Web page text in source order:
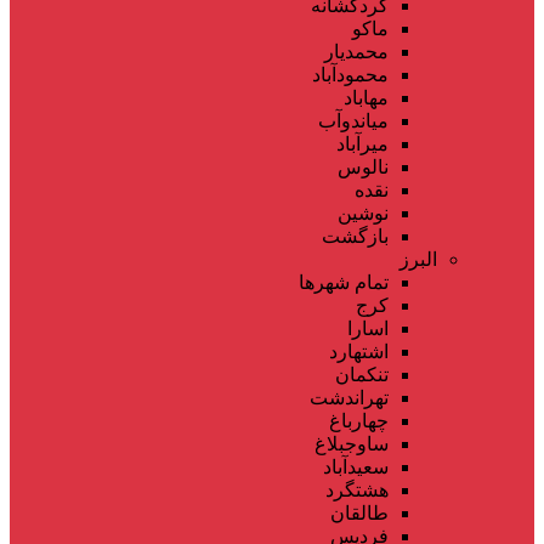
گردکشانه
ماکو
محمدیار
محمودآباد
مهاباد
میاندوآب
میرآباد
نالوس
نقده
نوشین
بازگشت
البرز
تمام شهر‌ها
کرج
اسارا
اشتهارد
تنکمان
تهراندشت
چهارباغ
ساوجبلاغ
سعیدآباد
هشتگرد
طالقان
فردیس